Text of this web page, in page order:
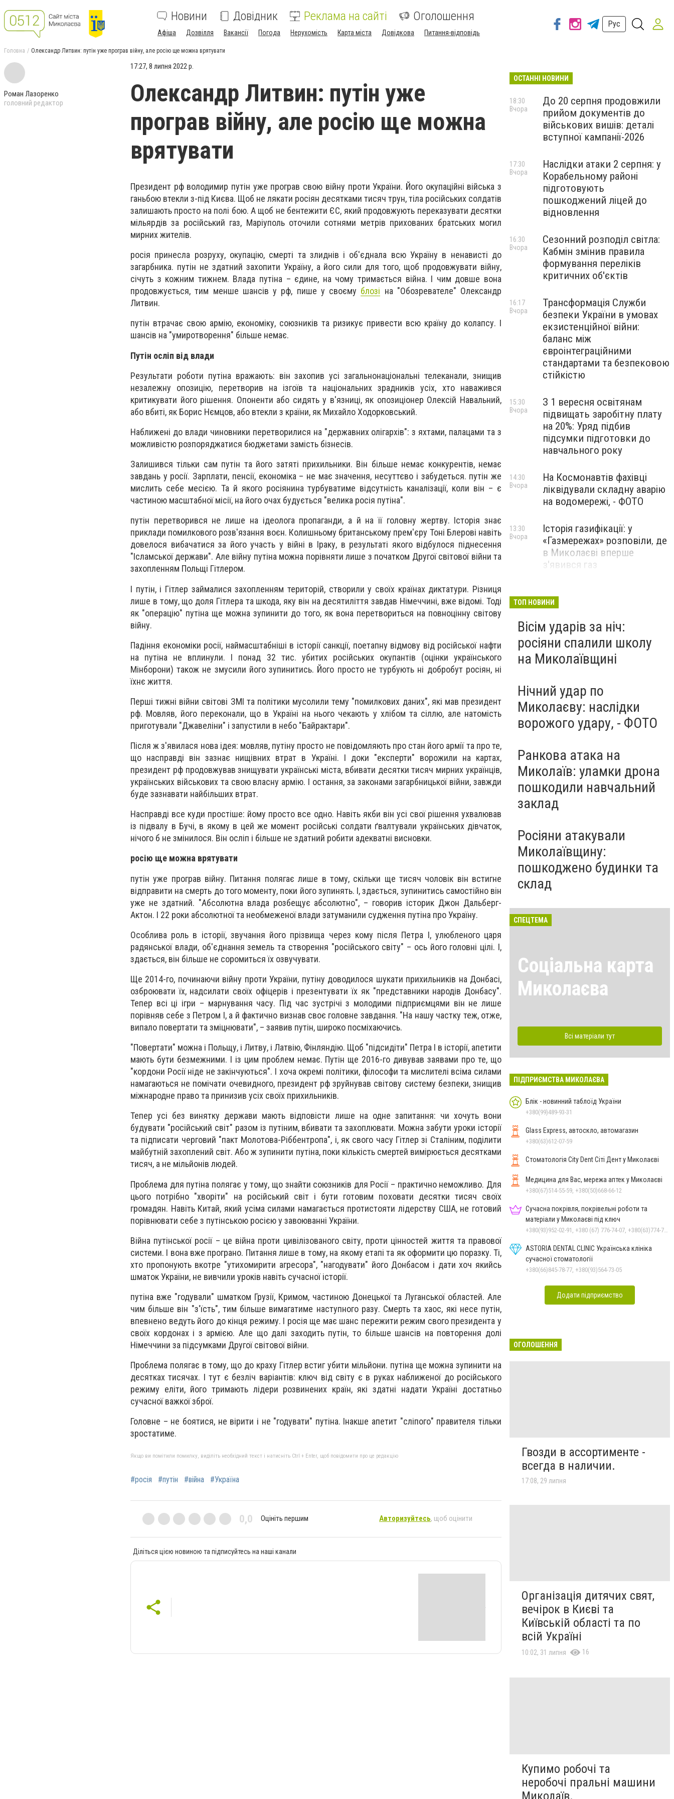
Новини Довідник Реклама на сайті Оголошення
Афіша Дозвілля Вакансії Погода Нерухомість Карта міста Довідкова Питання-відповідь
Рус
Головна Олександр Литвин: путін уже програв війну, але росію ще можна врятувати
Роман Лазоренко
головний редактор
17:27, 8 липня 2022 р.
Олександр Литвин: путін уже
програв війну, але росію ще можна
врятувати
Президент рф володимир путін уже програв свою війну проти України. Його окупаційні війська з
ганьбою втекли з-під Києва. Щоб не лякати росіян десятками тисяч трун, тіла російських солдатів
залишають просто на полі бою. А щоб не бентежити ЄС, який продовжують переказувати десятки
мільярдів за російський газ, Маріуполь оточили сотнями метрів прихованих братських могил
мирних жителів.
росія принесла розруху, окупацію, смерті та злиднів і об'єднала всю Україну в ненависті до
загарбника. путін не здатний захопити Україну, а його сили для того, щоб продовжувати війну,
січуть з кожним тижнем. Влада путіна – єдине, на чому тримається війна. І чим довше вона
продовжується, тим менше шансів у рф, пише у своєму блозі на "Обозревателе" Олександр
Литвин.
путін втрачає свою армію, економіку, союзників та ризикує привести всю країну до колапсу. І
шансів на "умиротворення" більше немає.
Путін осліп від влади
Результати роботи путіна вражають: він захопив усі загальнонаціональні телеканали, знищив
незалежну опозицію, перетворив на ізгоїв та національних зрадників усіх, хто наважився
критикувати його рішення. Опоненти або сидять у в'язниці, як опозиціонер Олексій Навальний,
або вбиті, як Борис Нємцов, або втекли з країни, як Михайло Ходорковський.
Наближені до влади чиновники перетворилися на "державних олігархів": з яхтами, палацами та з
можливістю розпоряджатися бюджетами замість бізнесів.
Залишився тільки сам путін та його затяті прихильники. Він більше немає конкурентів, немає
завдань у росії. Зарплати, пенсії, економіка – не має значення, несуттєво і забудеться. путін же
мислить себе месією. Та й якого росіянина турбуватиме відсутність каналізації, коли він – є
частиною масштабної місії, на його очах будується "велика росія путіна".
путін перетворився не лише на ідеолога пропаганди, а й на її головну жертву. Історія знає
приклади помилкового розв'язання воєн. Колишньому британському прем'єру Тоні Блерові навіть
довелося вибачатися за його участь у війні в Іраку, в результаті якого відбулося піднесення
"Ісламської держави". Але війну путіна можна порівняти лише з початком Другої світової війни та
захопленням Польщі Гітлером.
І путін, і Гітлер займалися захопленням територій, створили у своїх країнах диктатури. Різниця
лише в тому, що доля Гітлера та шкода, яку він на десятиліття завдав Німеччині, вже відомі. Тоді
як "операцію" путіна ще можна зупинити до того, як вона перетвориться на повноцінну світову
війну.
Падіння економіки росії, наймасштабніші в історії санкції, поетапну відмову від російської нафти
на путіна не вплинули. І понад 32 тис. убитих російських окупантів (оцінки українського
Мінборони) також не змусили його зупинитись. Його просто не турбують ні добробут росіян, ні
їхнє життя.
Перші тижні війни світові ЗМІ та політики мусолили тему "помилкових даних", які мав президент
рф. Мовляв, його переконали, що в Україні на нього чекають у хлібом та сіллю, але натомість
приготували "Джавеліни" і запустили в небо "Байрактари".
Після ж з'явилася нова ідея: мовляв, путіну просто не повідомляють про стан його армії та про те,
що насправді він зазнає нищівних втрат в Україні. І доки "експерти" ворожили на картах,
президент рф продовжував знищувати українські міста, вбивати десятки тисяч мирних українців,
українських військових та свою власну армію. І остання, за законами загарбницької війни, завжди
буде зазнавати найбільших втрат.
Насправді все куди простіше: йому просто все одно. Навіть якби він усі свої рішення ухвалював
із підвалу в Бучі, в якому в цей же момент російські солдати ґвалтували українських дівчаток,
нічого б не змінилося. Він осліп і більше не здатний робити адекватні висновки.
росію ще можна врятувати
путін уже програв війну. Питання полягає лише в тому, скільки ще тисяч чоловік він встигне
відправити на смерть до того моменту, поки його зупинять. І, здається, зупинитись самостійно він
уже не здатний. "Абсолютна влада розбещує абсолютно", – говорив історик Джон Дальберг-
Актон. І 22 роки абсолютної та необмеженої влади затуманили судження путіна про Україну.
Особлива роль в історії, звучання його прізвища через кому після Петра I, улюбленого царя
радянської влади, об'єднання земель та створення "російського світу" – ось його головні цілі. І,
здається, він більше не соромиться їх озвучувати.
Ще 2014-го, починаючи війну проти України, путіну доводилося шукати прихильників на Донбасі,
озброювати їх, надсилати своїх офіцерів і презентувати їх як "представники народів Донбасу".
Тепер всі ці ігри – марнування часу. Під час зустрічі з молодими підприємцями він не лише
порівняв себе з Петром I, а й фактично визнав своє головне завдання. "На нашу частку теж, отже,
випало повертати та зміцнювати", – заявив путін, широко посміхаючись.
"Повертати" можна і Польщу, і Литву, і Латвію, Фінляндію. Щоб "підсидіти" Петра I в історії, апетити
мають бути безмежними. І із цим проблем немає. Путін ще 2016-го дивував заявами про те, що
"кордони Росії ніде не закінчуються". І хоча окремі політики, філософи та мислителі всіма силами
намагаються не помічати очевидного, президент рф зруйнував світову систему безпеки, знищив
міжнародне право та принизив усіх своїх прихильників.
Тепер усі без винятку держави мають відповісти лише на одне запитання: чи хочуть вони
будувати "російський світ" разом із путіним, вбивати та захоплювати. Можна забути уроки історії
та підписати черговий "пакт Молотова-Ріббентропа", і, як свого часу Гітлер зі Сталіним, поділити
майбутній захоплений світ. Або ж зупинити путіна, поки кількість смертей вимірюється десятками
тисяч, а не мільйонів людей.
Проблема для путіна полягає у тому, що знайти союзників для Росії – практично неможливо. Для
цього потрібно "хворіти" на російський світ і бути готовим поховати десятки тисяч своїх
громадян. Навіть Китай, який усіма силами намагається протистояти лідерству США, не готовий
порівнювати себе з путінською росією у завоюванні України.
Війна путінської росії – це війна проти цивілізованого світу, проти цінностей життя та правової
системи. І вона вже програно. Питання лише в тому, на якому етапі та як оформити цю поразку. Ті,
хто пропонують вкотре "утихомирити агресора", "нагодувати" його Донбасом і дати хоч якийсь
шматок України, не вивчили уроків навіть сучасної історії.
путіна вже "годували" шматком Грузії, Кримом, частиною Донецької та Луганської областей. Але
чим більше він "з'їсть", тим більше вимагатиме наступного разу. Смерть та хаос, які несе путін,
впевнено ведуть його до кінця режиму. І росія ще має шанс пережити режим свого президента у
своїх кордонах і з армією. Але що далі заходить путін, то більше шансів на повторення долі
Німеччини за підсумками Другої світової війни.
Проблема полягає в тому, що до краху Гітлер встиг убити мільйони. путіна ще можна зупинити на
десятках тисячах. І тут є безліч варіантів: ключ від світу є в руках наближеної до російського
режиму еліти, його тримають лідери розвинених країн, які здатні надати Україні достатньо
сучасної важкої зброї.
Головне – не боятися, не вірити і не "годувати" путіна. Інакше апетит "сліпого" правителя тільки
зростатиме.
Якщо ви помітили помилку, виділіть необхідний текст і натисніть Ctrl + Enter, щоб повідомити про це редакцію
#росія #путін #війна #Україна
0,0 Оцініть першим Авторизуйтесь, щоб оцінити
Діліться цією новиною та підписуйтесь на наші канали
ОСТАННІ НОВИНИ
До 20 серпня продовжили
прийом документів до
військових вишів: деталі
вступної кампанії-2026
18:30
Вчора
Наслідки атаки 2 серпня: у
Корабельному районі
підготовують
пошкоджений ліцей до
відновлення
17:30
Вчора
Сезонний розподіл світла:
Кабмін змінив правила
формування переліків
критичних об'єктів
16:30
Вчора
Трансформація Служби
безпеки України в умовах
екзистенційної війни:
баланс між
євроінтеграційними
стандартами та безпековою
стійкістю
16:17
Вчора
З 1 вересня освітянам
підвищать заробітну плату
на 20%: Уряд підбив
підсумки підготовки до
навчального року
15:30
Вчора
На Космонавтів фахівці
ліквідували складну аварію
на водомережі, - ФОТО
14:30
Вчора
Історія газифікації: у
«Газмережах» розповіли, де
в Миколаєві вперше
з'явився газ
13:30
Вчора
Миколаєві 2026: шукаємо
перезавантаження
ПАРТНЕРСЬКИЙ СПЕЦПРОЄКТ
Вчора
ТОП НОВИНИ
Вісім ударів за ніч:
росіяни спалили школу
на Миколаївщині
Нічний удар по
Миколаєву: наслідки
ворожого удару, - ФОТО
Ранкова атака на
Миколаїв: уламки дрона
пошкодили навчальний
заклад
Росіяни атакували
Миколаївщину:
пошкоджено будинки та
склад
СПЕЦТЕМА
Соціальна карта
Миколаєва
Всі матеріали тут
ПІДПРИЄМСТВА МИКОЛАЄВА
Блік - новинний таблоїд України
+380(99)489-93-31
Glass Express, автоскло, автомагазин
+380(63)612-07-59
Стоматологія City Dent Сіті Дент у Миколаєві
Медицина для Вас, мережа аптек у Миколаєві
+380(67)514-55-59, +380(50)668-66-12
Сучасна покрівля, покрівельні роботи та
матеріали у Миколаєві під ключ
ASTORIA DENTAL CLINIC Українська клініка
сучасної стоматології
+380(66)845-78-77, +380(93)564-73-05
Додати підприємство
ОГОЛОШЕННЯ
Гвозди в ассортименте -
всегда в наличии.
17:08, 29 липня
Організація дитячих свят,
вечірок в Києві та
Київській області та по
всій Україні
10:02, 31 липня 16
Купимо робочі та
неробочі пральні машини
Миколаїв.